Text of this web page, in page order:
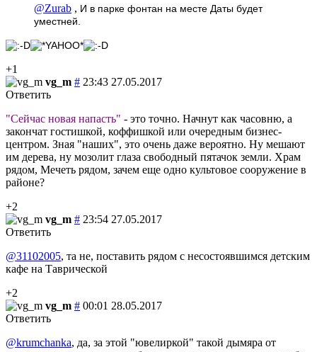
@Zurab , И в парке фонтан на месте Даты будет
уместней.
+1
vg_m # 23:43 27.05.2017
Ответить
"Сейчас новая напасть" - это точно. Начнут как часовню, а
закончат гостишкой, коффишкой или очередным бизнес-
центром. Зная "наших", это очень даже вероятно. Ну мешают
им дерева, ну мозолит глаза свободный пятачок земли. Храм
рядом, Мечеть рядом, зачем еще одно культовое сооружение в
районе?
+2
vg_m # 23:54 27.05.2017
Ответить
@31102005, та не, поставить рядом с несостоявшимся детским
кафе на Таврической
+2
vg_m # 00:01 28.05.2017
Ответить
@krumchanka, да, за этой "ювелиркой" такой дымяра от